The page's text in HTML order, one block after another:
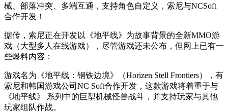
械、部落冲突、多端互通，支持角色自定义，索尼与NCSoft
合作开发！
据传，索尼正在开发以《地平线》为故事背景的全新MMO游
戏（大型多人在线游戏），尽管游戏还未公布，但网上已有一
些爆料内容：
游戏名为《地平线：钢铁边境》（Horizen Stell Frontiers），有
索尼和韩国游戏公司NC Soft合作开发，这款游戏将着重于与
《地平线》 系列中的巨型机械怪兽战斗，并支持玩家与其他
玩家组队作战。